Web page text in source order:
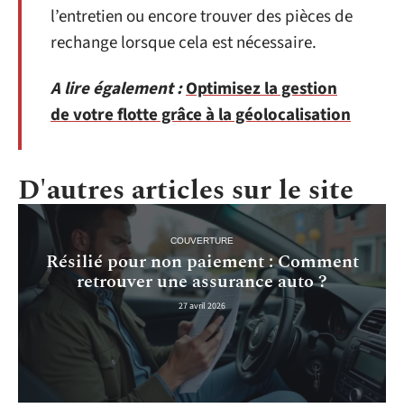
l’entretien ou encore trouver des pièces de
rechange lorsque cela est nécessaire.
A lire également :Optimisez la gestion
de votre flotte grâce à la géolocalisation
D'autres articles sur le site
COUVERTURE
Résilié pour non paiement : Comment
retrouver une assurance auto ?
27 avril 2026